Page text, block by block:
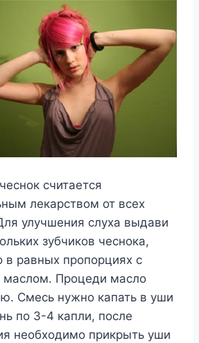
считается
лекарством от всех
улучшения слуха выдави
зубчиков чеснока,
в равных пропорциях с
маслом. Процеди масло
Смесь нужно капать в уши
по 3-4 капли, после
необходимо прикрыть уши